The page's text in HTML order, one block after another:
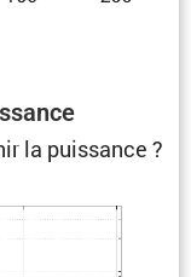
la puissance ?